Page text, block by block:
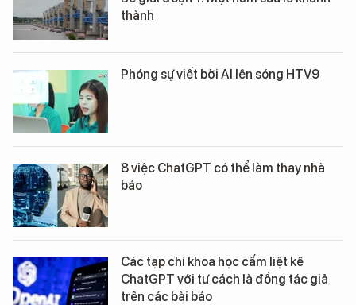
thành
Phóng sự viết bởi AI lên sóng HTV9
8 việc ChatGPT có thể làm thay nhà
báo
Các tạp chí khoa học cấm liệt kê
ChatGPT với tư cách là đồng tác giả
trên các bài báo